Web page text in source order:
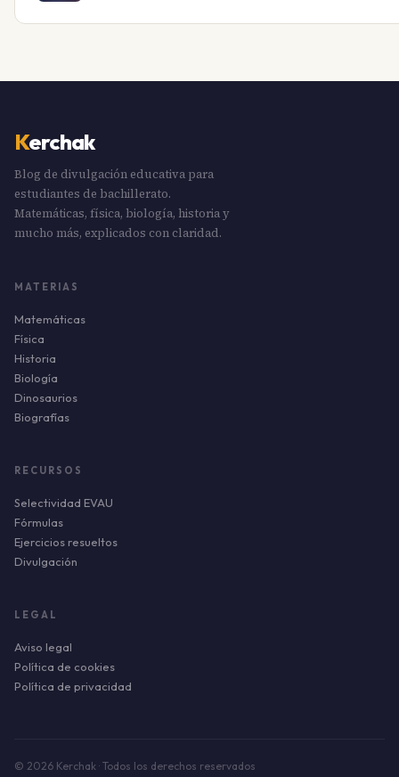
Kerchak
Blog de divulgación educativa para
estudiantes de bachillerato.
Matemáticas, física, biología, historia y
mucho más, explicados con claridad.
MATERIAS
Matemáticas
Física
Historia
Biología
Dinosaurios
Biografías
RECURSOS
Selectividad EVAU
Fórmulas
Ejercicios resueltos
Divulgación
LEGAL
Aviso legal
Política de cookies
Política de privacidad
© 2026 Kerchak · Todos los derechos reservados